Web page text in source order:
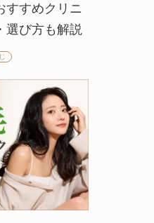
すすめクリニ
選び方も解説